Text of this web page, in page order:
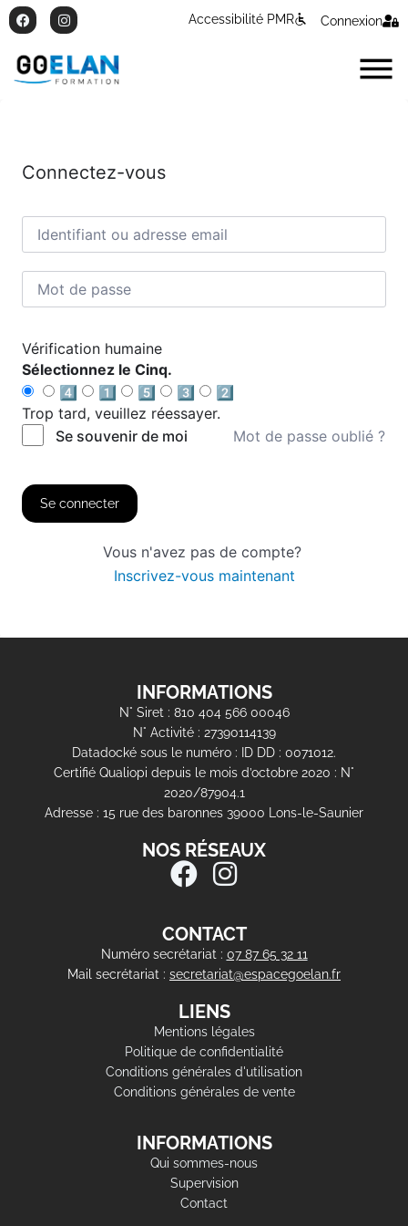
Accessibilité PMR Connexion
Connectez-vous
Vérification humaine
Sélectionnez le Cinq.
4️⃣
1️⃣ 5️⃣ 3️⃣
2️⃣
Trop tard, veuillez réessayer.
Se souvenir de moi
Mot de passe oublié ?
Se connecter
Vous n'avez pas de compte?
Inscrivez-vous maintenant
INFORMATIONS
N° Siret : 810 404 566 00046
N° Activité : 27390114139
Datadocké sous le numéro : ID DD : 0071012.
Certifié Qualiopi depuis le mois d’octobre 2020 : N°
2020/87904.1
Adresse : 15 rue des baronnes 39000 Lons-le-Saunier
NOS RÉSEAUX
CONTACT
Numéro secrétariat : 07 87 65 32 11
Mail secrétariat : secretariat@espacegoelan.fr
LIENS
Mentions légales
Politique de confidentialité
Conditions générales d'utilisation
Conditions générales de vente
INFORMATIONS
Qui sommes-nous
Supervision
Contact